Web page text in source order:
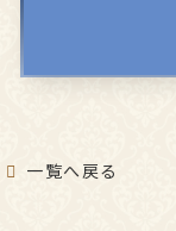
一覧へ戻る